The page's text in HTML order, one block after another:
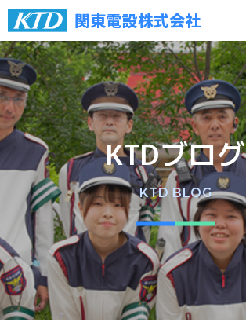
関東電設株式会社
KTDブログ
KTD BLOG